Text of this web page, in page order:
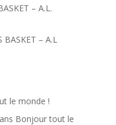
– A.L.
BASKET – A.L
le monde !
Bonjour tout le